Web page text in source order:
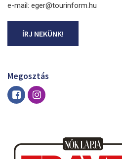
e-mail: eger@tourinform.hu
ÍRJ NEKÜNK!
Megosztás